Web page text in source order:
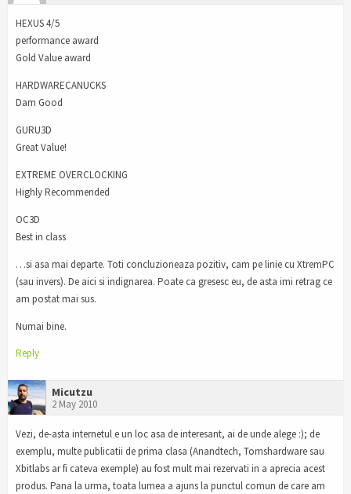
HEXUS 4/5
performance award
Gold Value award
HARDWARECANUCKS
Dam Good
GURU3D
Great Value!
EXTREME OVERCLOCKING
Highly Recommended
OC3D
Best in class
…si asa mai departe. Toti concluzioneaza pozitiv, cam pe linie cu XtremPC
(sau invers). De aici si indignarea. Poate ca gresesc eu, de asta imi retrag ce
am postat mai sus.
Numai bine.
Reply
Micutzu
2 May 2010
Vezi, de-asta internetul e un loc asa de interesant, ai de unde alege :); de
exemplu, multe publicatii de prima clasa (Anandtech, Tomshardware sau
Xbitlabs ar fi cateva exemple) au fost mult mai rezervati in a aprecia acest
produs. Pana la urma, toata lumea a ajuns la punctul comun de care am